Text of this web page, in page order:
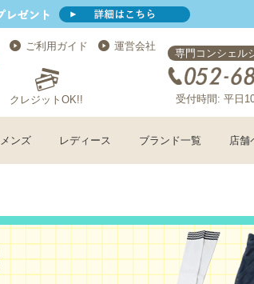
ご利用ガイド 運営会社
クレジットOK!!
専門コンシェル
受付時間: 平日
メンズ レディース ブランド一覧 店舗